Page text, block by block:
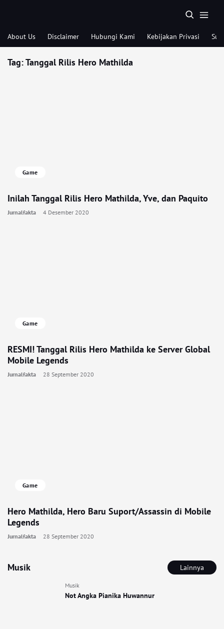
About Us Disclaimer Hubungi Kami Kebijakan Privasi
Musik Lainnya
Musik
Not Angka Pianika Huwannur
Tag:Tanggal Rilis Hero Mathilda
Game
Inilah Tanggal Rilis Hero Mathilda, Yve, dan Paquito
Jurnalfakta 4 Desember 2020
Game
RESMI! Tanggal Rilis Hero Mathilda ke Server Global
Mobile Legends
Jurnalfakta 28 September 2020
Game
Hero Mathilda, Hero Baru Suport/Assassin di Mobile
Legends
Jurnalfakta 28 September 2020